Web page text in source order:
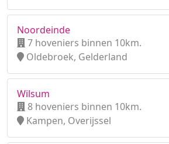
Noordeinde
7 hoveniers binnen 10km.
Oldebroek, Gelderland
Wilsum
8 hoveniers binnen 10km.
Kampen, Overijssel